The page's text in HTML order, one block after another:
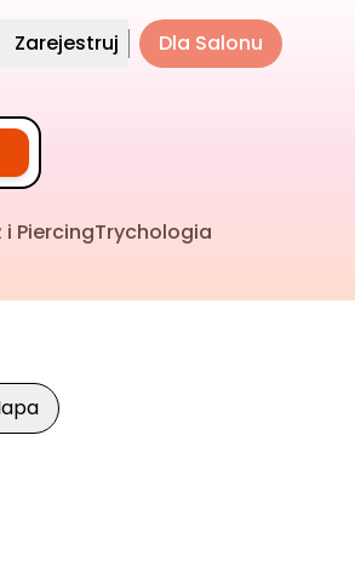
Zarejestruj Dla Salonu
PiercingTrychologia
widok mapy